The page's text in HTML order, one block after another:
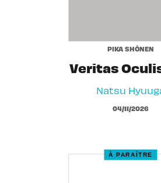
PIKA SHÔNEN
Veritas
Natsu
04/11/2026
À PARAÎTRE